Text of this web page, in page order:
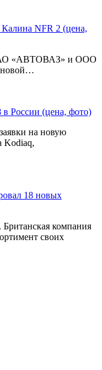
NFR 2 (цена,
ОАО «АВТОВАЗ» и ООО
новой…
России (цена, фото)
на новую
Kodiaq,
18 новых
Британская компания
своих